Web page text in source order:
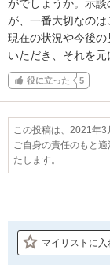
がでしょうか。示
が、一番大切なのは
現在の状況や今後
いただき、それを元
役に立った 5
この投稿は、2021年3
ご自身の責任のもと
たします。
マイリストに入